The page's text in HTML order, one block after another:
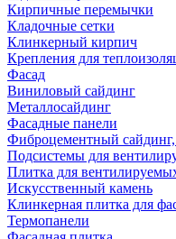
Кирпичные перемычки
Кладочные сетки
Клинкерный кирпич
Крепления для
Фасад
Виниловый сайдинг
Металлосайдинг
Фасадные панели
Фиброцементный
Подсистемы для
Плитка для
Искусственный камень
Клинкерная плитка для
Термопанели